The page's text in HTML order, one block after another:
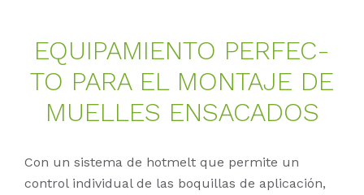
EQUI­PA­MI­EN­TO PER­FEC­
TO PARA EL MON­TA­JE DE
MU­EL­LES EN­SA­CA­DOS
Con un sistema de hotmelt que permite un
control individual de las boquillas de aplicación,